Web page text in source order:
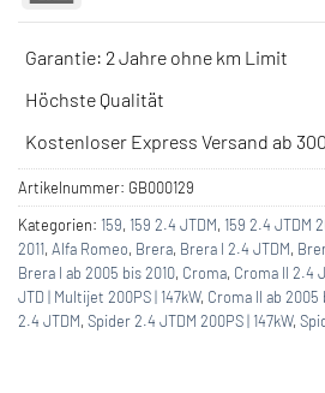
Express
Garantie: 2 Jahre ohne km Limit
Höchste Qualität
Kostenloser Express Versand ab
Artikelnummer: GB000129
Kategorien: 159, 159 2.4 JTDM, 159 2.4 JTDM
2011, Alfa Romeo, Brera, Brera I 2.4 JTDM,
Brera I ab 2005 bis 2010, Croma, Croma II 2.4
JTD | Multijet 200PS | 147kW, Croma II ab 2005
2.4 JTDM, Spider 2.4 JTDM 200PS | 147kW,